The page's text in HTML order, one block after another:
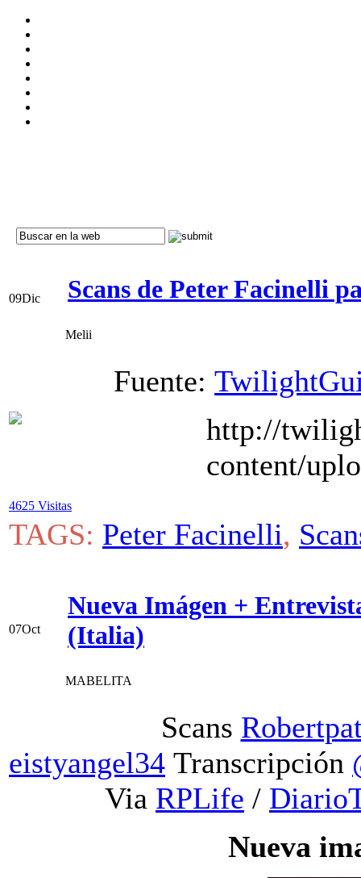
09Dic Scans de Peter Facinelli
Melii
Fuente:
4625 Visitas
TAGS: Peter Facinelli,
07Oct
Nueva Imágen +
(Italia)
MABELITA
Scans
eistyangel34 Transcripción
Via RPLife /
Nueva